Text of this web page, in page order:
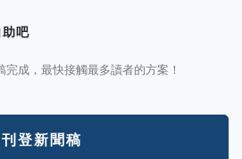
吧
成，最快接觸最多讀者的方案！
刊登新聞稿